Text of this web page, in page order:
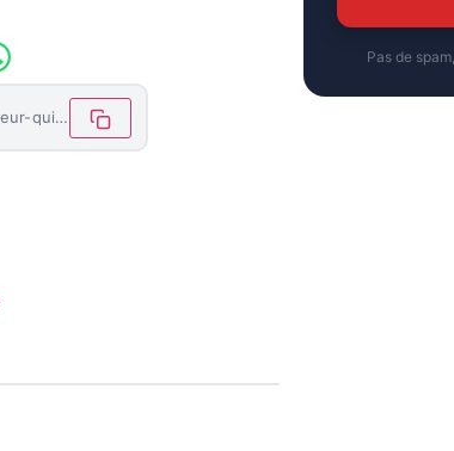
https://letemoinhaiti.com/jean-philippe-johnson-lentrepreneur-qui-transforme-les-obstacles-en-opportunites-avec-ses-accessoires-pour-telephones/
Pas de